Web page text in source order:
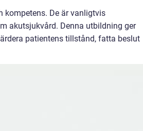
kompetens. De är vanligtvis
akutsjukvård. Denna utbildning ger
patientens tillstånd, fatta beslut